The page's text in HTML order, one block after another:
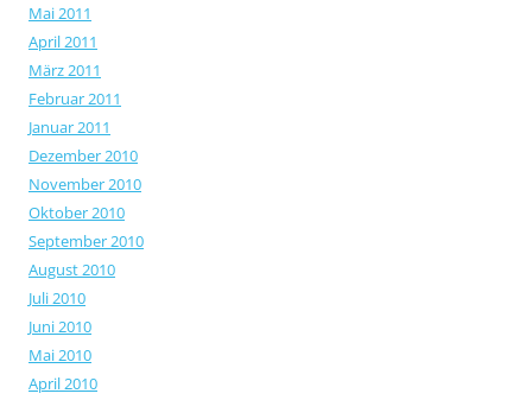
Mai 2011
April 2011
März 2011
Februar 2011
Januar 2011
Dezember 2010
November 2010
Oktober 2010
September 2010
August 2010
Juli 2010
Juni 2010
Mai 2010
April 2010